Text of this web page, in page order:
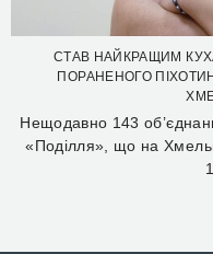
СТАВ НАЙКРАЩИМ
ПОРАНЕНОГО
Нещодавно 143
«Поділля», що на